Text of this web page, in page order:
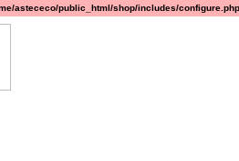
astececo/public_html/shop/includes/configure.php.